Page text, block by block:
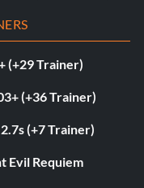
(+29 Trainer)
(+36 Trainer)
(+7 Trainer)
Evil Requiem